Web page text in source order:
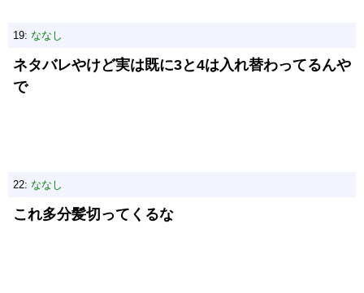
19: ななし
ネタバレやけど実は既に3と4は入れ替わってるんや
で
22: ななし
これ多分髪切ってくるな